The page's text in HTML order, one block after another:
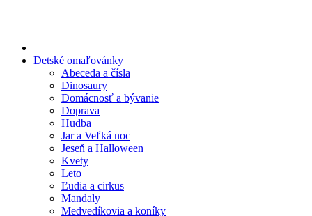
Detské omaľovánky
Abeceda a čísla
Dinosaury
Domácnosť a bývanie
Doprava
Hudba
Jar a Veľká noc
Jeseň a Halloween
Kvety
Leto
Ľudia a cirkus
Mandaly
Medvedíkovia a koníky